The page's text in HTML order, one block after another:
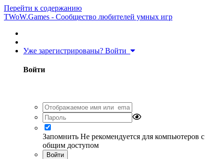
Перейти к содержанию
TWoW.Games - Сообщество любителей умных игр
Уже зарегистрированы? Войти
Войти
Запомнить Не рекомендуется для компьютеров с
общим доступом
Войти